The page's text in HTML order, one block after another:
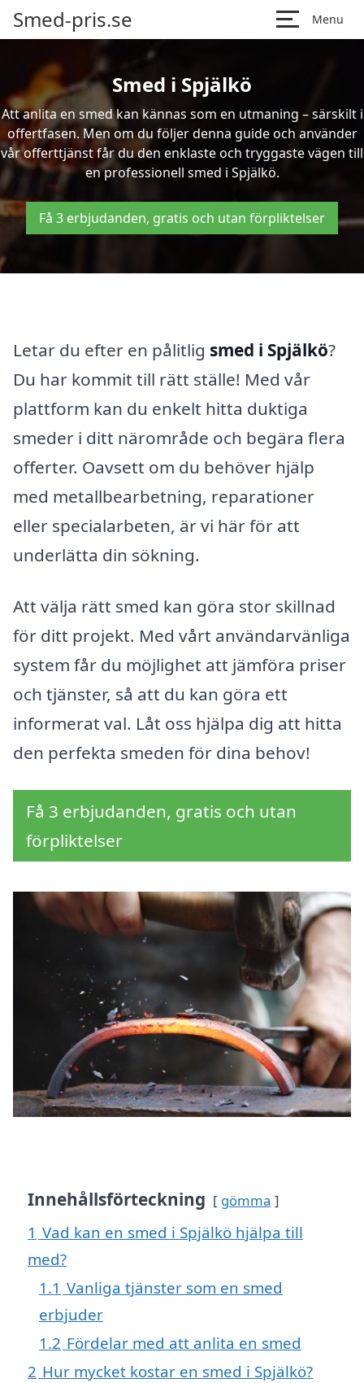
Smed-pris.se Menu
Smed i Spjälkö
Att anlita en smed kan kännas som en utmaning – särskilt i
offertfasen. Men om du följer denna guide och använder
vår offerttjänst får du den enklaste och tryggaste vägen till
en professionell smed i Spjälkö.
Få 3 erbjudanden, gratis och utan förpliktelser
Letar du efter en pålitlig smed i Spjälkö?
Du har kommit till rätt ställe! Med vår
plattform kan du enkelt hitta duktiga
smeder i ditt närområde och begära flera
offerter. Oavsett om du behöver hjälp
med metallbearbetning, reparationer
eller specialarbeten, är vi här för att
underlätta din sökning.
Att välja rätt smed kan göra stor skillnad
för ditt projekt. Med vårt användarvänliga
system får du möjlighet att jämföra priser
och tjänster, så att du kan göra ett
informerat val. Låt oss hjälpa dig att hitta
den perfekta smeden för dina behov!
Få 3 erbjudanden, gratis och utan
förpliktelser
Innehållsförteckning gömma
1 Vad kan en smed i Spjälkö hjälpa till
med?
1.1 Vanliga tjänster som en smed
erbjuder
1.2 Fördelar med att anlita en smed
2 Hur mycket kostar en smed i Spjälkö?